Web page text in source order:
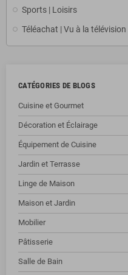
Sports | Loisirs
Téléachat | Vu à la télévision
CATÉGORIES DE BLOGS
Cuisine et Gourmet
Décoration et Éclairage
Équipement de Cuisine
Jardin et Terrasse
Linge de Maison
Maison et Jardin
Mobilier
Pâtisserie
Salle de Bain